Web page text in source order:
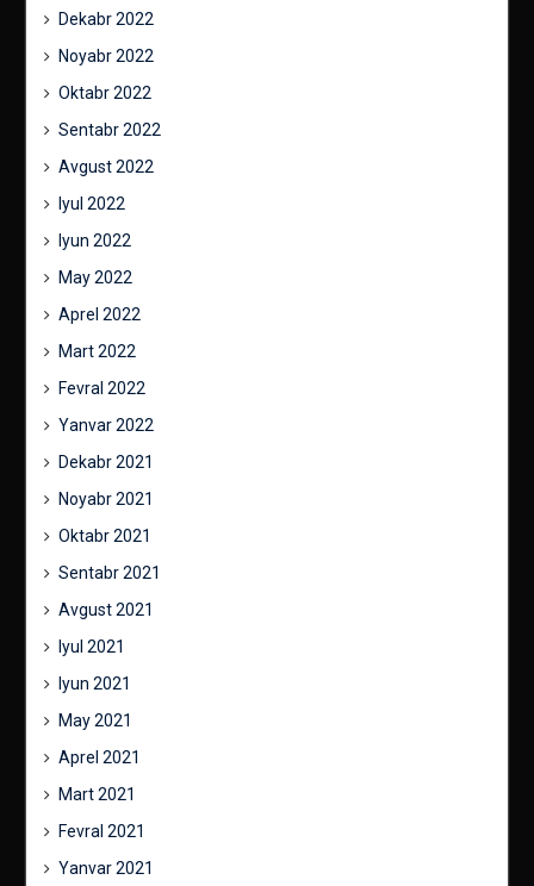
Dekabr 2022
Noyabr 2022
Oktabr 2022
Sentabr 2022
Avgust 2022
Iyul 2022
Iyun 2022
May 2022
Aprel 2022
Mart 2022
Fevral 2022
Yanvar 2022
Dekabr 2021
Noyabr 2021
Oktabr 2021
Sentabr 2021
Avgust 2021
Iyul 2021
Iyun 2021
May 2021
Aprel 2021
Mart 2021
Fevral 2021
Yanvar 2021